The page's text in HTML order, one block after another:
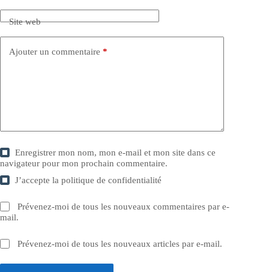
Site web
Ajouter un commentaire *
Enregistrer mon nom, mon e-mail et mon site dans ce
navigateur pour mon prochain commentaire.
J’accepte lapolitique de confidentialité
Prévenez-moi de tous les nouveaux commentaires par e-
mail.
Prévenez-moi de tous les nouveaux articles par e-mail.